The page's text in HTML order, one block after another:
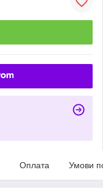
Оплата Умови